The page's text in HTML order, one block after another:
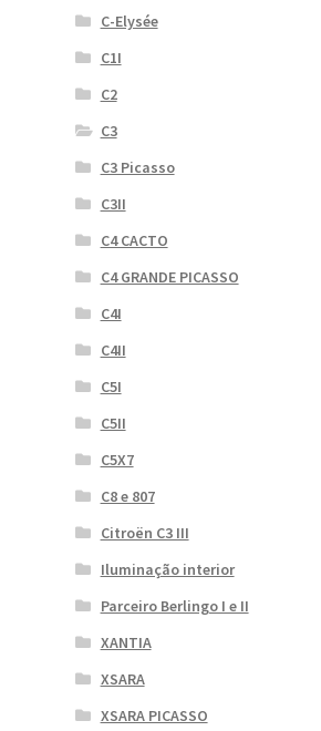
C-Elysée
C1I
C2
C3
C3 Picasso
C3II
C4 CACTO
C4 GRANDE PICASSO
C4I
C4II
C5I
C5II
C5X7
C8 e 807
Citroën C3 III
Iluminação interior
Parceiro Berlingo I e II
XANTIA
XSARA
XSARA PICASSO